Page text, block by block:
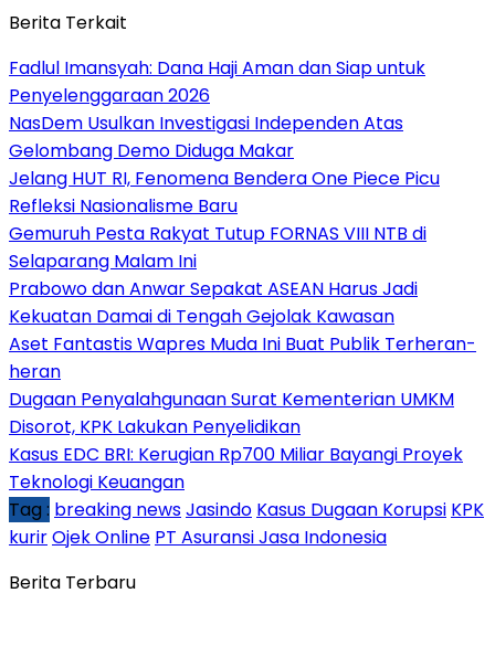
Berita Terkait
Fadlul Imansyah: Dana Haji Aman dan Siap untuk
Penyelenggaraan 2026
NasDem Usulkan Investigasi Independen Atas
Gelombang Demo Diduga Makar
Jelang HUT RI, Fenomena Bendera One Piece Picu
Refleksi Nasionalisme Baru
Gemuruh Pesta Rakyat Tutup FORNAS VIII NTB di
Selaparang Malam Ini
Prabowo dan Anwar Sepakat ASEAN Harus Jadi
Kekuatan Damai di Tengah Gejolak Kawasan
Aset Fantastis Wapres Muda Ini Buat Publik Terheran-
heran
Dugaan Penyalahgunaan Surat Kementerian UMKM
Disorot, KPK Lakukan Penyelidikan
Kasus EDC BRI: Kerugian Rp700 Miliar Bayangi Proyek
Teknologi Keuangan
Tag : breaking newsJasindo Kasus Dugaan Korupsi KPK
kurirOjek Online PT Asuransi Jasa Indonesia
Berita Terbaru